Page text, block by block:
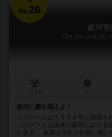
No.26
銀河
The rise and fall
銀河に覇を唱えよ！
このゲームは１９８８年に発売さ
このゲームは未来の銀河におけ
います。 各国はそれぞれ思い描い